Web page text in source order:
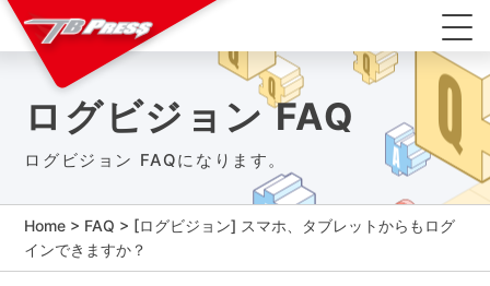
ログビジョン FAQ
ログビジョン FAQになります。
Home > FAQ > [ログビジョン] スマホ、タブレットからもログ
インできますか？